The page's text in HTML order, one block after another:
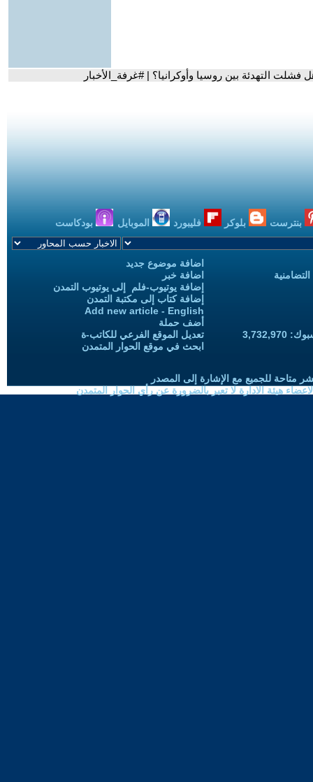
التهدئة بين روسيا وأوكرانيا؟ | #غرفة_الأخبار
بنترست بلوكر فليبورد الموبايل بودكاست
اضافة موضوع جديد
اضافة خبر
إضافة يوتيوب-فلم إلى يوتيوب التمدن
إضافة كتاب إلى مكتبة التمدن
Add new article - English
أضف حملة
تعديل الموقع الفرعي للكاتب-ة
ابحث في موقع الحوار المتمدن
متاحة للجميع مع الإشارة إلى المصدر
هيئة الادارة لا تعبر بالضرورة عن رأي الحوار المتمدن